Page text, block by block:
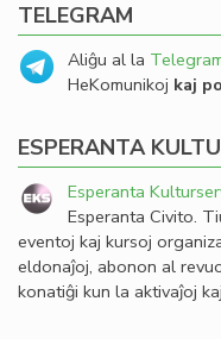
TELEGRAM
Aliĝu al la
HeKomunikoj kaj
ESPERANTA
Esperanta
Esperanta Civito.
eventoj kaj kursoj
eldonaĵoj, abonon al
konatiĝi kun la aktivaĵoj